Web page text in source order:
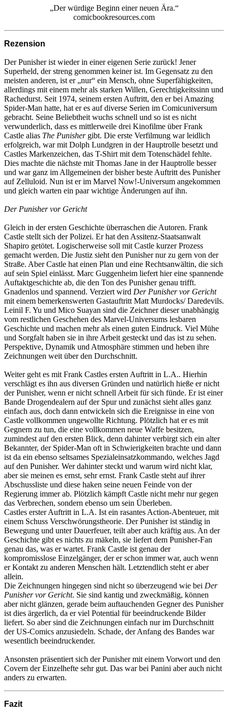
„Der würdige Beginn einer neuen Ära.“
comicbookresources.com
Rezension
Der Punisher ist wieder in einer eigenen Serie zurück! Jener
Superheld, der streng genommen keiner ist. Im Gegensatz zu den
meisten anderen, ist er „nur“ ein Mensch, ohne Superfähigkeiten,
allerdings mit einem mehr als starken Willen, Gerechtigkeitssinn und
Rachedurst. Seit 1974, seinem ersten Auftritt, den er bei Amazing
Spider-Man hatte, hat er es auf diverse Serien im Comicuniversum
gebracht. Seine Beliebtheit wuchs schnell und so ist es nicht
verwunderlich, dass es mittlerweile drei Kinofilme über Frank
Castle alias The Punishergibt. Die erste Verfilmung war leidlich
erfolgreich, war mit Dolph Lundgren in der Hauptrolle besetzt und
Castles Markenzeichen, das T-Shirt mit dem Totenschädel fehlte.
Dies machte die nächste mit Thomas Jane in der Hauptrolle besser
und war ganz im Allgemeinen der bisher beste Auftritt des Punisher
auf Zelluloid. Nun ist er im Marvel Now!-Universum angekommen
und gleich warten ein paar wichtige Änderungen auf ihn.
Der Punisher vor Gericht
Gleich in der ersten Geschichte überraschen die Autoren. Frank
Castle stellt sich der Polizei. Er hat den Assitenz-Staatsanwalt
Shapiro getötet. Logischerweise soll mit Castle kurzer Prozess
gemacht werden. Die Justiz sieht den Punisher nur zu gern von der
Straße. Aber Castle hat einen Plan und eine Rechtsanwältin, die sich
auf sein Spiel einlässt. Marc Guggenheim liefert hier eine spannende
Auftaktgeschichte ab, die den Ton des Punisher genau trifft.
Gnadenlos und spannend. Verziert wird Der Punisher vor Gericht
mit einem bemerkenswerten Gastauftritt Matt Murdocks/ Daredevils.
Leinil F. Yu und Mico Suayan sind die Zeichner dieser unabhängig
vom restlichen Geschehen des Marvel-Universums lesbaren
Geschichte und machen mehr als einen guten Eindruck. Viel Mühe
und Sorgfalt haben sie in ihre Arbeit gesteckt und das ist zu sehen.
Perspektive, Dynamik und Atmosphäre stimmen und heben ihre
Zeichnungen weit über den Durchschnitt.
Weiter geht es mit Frank Castles ersten Auftritt in L.A.. Hierhin
verschlägt es ihn aus diversen Gründen und natürlich hieße er nicht
der Punisher, wenn er nicht schnell Arbeit für sich fünde. Er ist einer
Bande Drogendealern auf der Spur und zunächst sieht alles ganz
einfach aus, doch dann entwickeln sich die Ereignisse in eine von
Castle vollkommen ungewollte Richtung. Plötzlich hat er es mit
Gegnern zu tun, die eine vollkommen neue Waffe besitzen,
zumindest auf den ersten Blick, denn dahinter verbirgt sich ein alter
Bekannter, der Spider-Man oft in Schwierigkeiten brachte und dann
ist da ein ebenso seltsames Spezialeinsatzkommando, welches Jagd
auf den Punisher. Wer dahinter steckt und warum wird nicht klar,
aber sie meinen es ernst, sehr ernst. Frank Castle steht auf ihrer
Abschussliste und diese haken seine neuen Feinde von der
Regierung immer ab. Plötzlich kämpft Castle nicht mehr nur gegen
das Verbrechen, sondern ebenso um sein Überleben.
Castles erster Auftritt in L.A. Ist ein rasantes Action-Abenteuer, mit
einem Schuss Verschwörungstheorie. Der Punisher ist ständig in
Bewegung und unter Dauerfeuer, teilt aber auch kräftig aus. An der
Geschichte gibt es nichts zu mäkeln, sie liefert dem Punisher-Fan
genau das, was er wartet. Frank Castle ist genau der
kompromisslose Einzelgänger, der er schon immer war, auch wenn
er Kontakt zu anderen Menschen hält. Letztendlich steht er aber
allein.
Die Zeichnungen hingegen sind nicht so überzeugend wie bei Der
Punisher vor Gericht. Sie sind kantig und zweckmäßig, können
aber nicht glänzen, gerade beim auftauchenden Gegner des Punisher
ist dies ärgerlich, da er viel Potential für beeindruckende Bilder
liefert. So aber sind die Zeichnungen einfach nur im Durchschnitt
der US-Comics anzusiedeln. Schade, der Anfang des Bandes war
wesentlich beeindruckender.
Ansonsten präsentiert sich der Punisher mit einem Vorwort und den
Covern der Einzelhefte sehr gut. Das war bei Panini aber auch nicht
anders zu erwarten.
Fazit